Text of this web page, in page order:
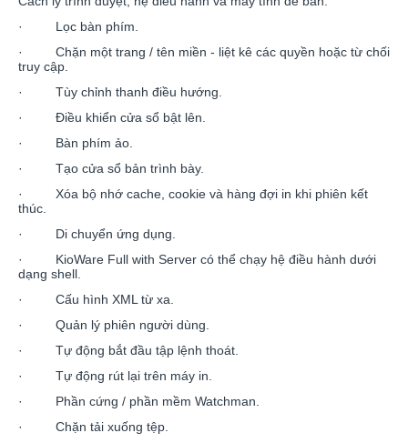
· Lọc bàn phím.
· Chặn một trang / tên miền - liệt kê các quyền hoặc từ chối
truy cập.
· Tùy chỉnh thanh điều hướng.
· Điều khiển cửa sổ bật lên.
· Bàn phím ảo.
· Tạo cửa sổ bản trình bày.
· Xóa bộ nhớ cache, cookie và hàng đợi in khi phiên kết
thúc.
· Di chuyển ứng dụng.
· KioWare Full with Server có thể chạy hệ điều hành dưới
dạng shell.
· Cấu hình XML từ xa.
· Quản lý phiên người dùng.
· Tự động bắt đầu tập lệnh thoát.
· Tự động rút lại trên máy in.
· Phần cứng / phần mềm Watchman.
· Chặn tải xuống tệp.